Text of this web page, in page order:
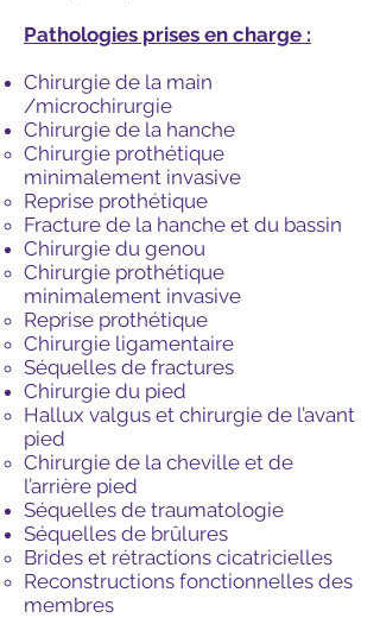
Pathologies prises en charge :
Chirurgie de la main
/microchirurgie
Chirurgie de la hanche
Chirurgie prothétique
minimalement invasive
Reprise prothétique
Fracture de la hanche et du bassin
Chirurgie du genou
Chirurgie prothétique
minimalement invasive
Reprise prothétique
Chirurgie ligamentaire
Séquelles de fractures
Chirurgie du pied
Hallux valgus et chirurgie de l’avant
pied
Chirurgie de la cheville et de
l’arrière pied
Séquelles de traumatologie
Séquelles de brûlures
Brides et rétractions cicatricielles
Reconstructions fonctionnelles des
membres